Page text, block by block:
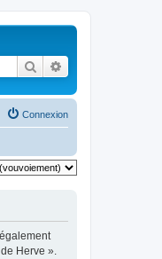
Rechercher
Connexion
Herve ».